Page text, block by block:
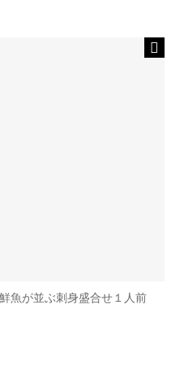
魚が並ぶ刺身盛合せ１人前